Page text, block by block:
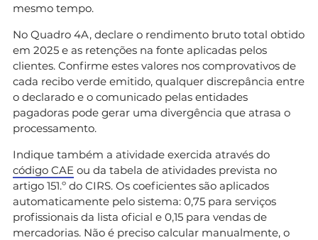
mesmo tempo.
No Quadro 4A, declare o rendimento bruto total obtido
em 2025 e as retenções na fonte aplicadas pelos
clientes. Confirme estes valores nos comprovativos de
cada recibo verde emitido, qualquer discrepância entre
o declarado e o comunicado pelas entidades
pagadoras pode gerar uma divergência que atrasa o
processamento.
Indique também a atividade exercida através do
código CAE ou da tabela de atividades prevista no
artigo 151.º do CIRS. Os coeficientes são aplicados
automaticamente pelo sistema: 0,75 para serviços
profissionais da lista oficial e 0,15 para vendas de
mercadorias. Não é preciso calcular manualmente, o